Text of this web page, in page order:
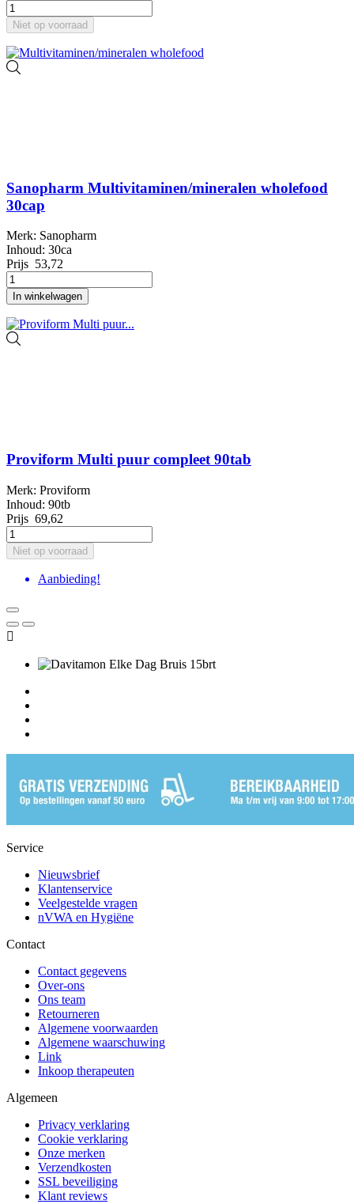
Niet op voorraad
Sanopharm Multivitaminen/mineralen wholefood
30cap
Merk: Sanopharm
Inhoud: 30ca
Prijs 53,72
In winkelwagen
Proviform Multi puur compleet 90tab
Merk: Proviform
Inhoud: 90tb
Prijs 69,62
Niet op voorraad
Aanbieding!

Service
Nieuwsbrief
Klantenservice
Veelgestelde vragen
nVWA en Hygiëne
Contact
Contact gegevens
Over-ons
Ons team
Retourneren
Algemene voorwaarden
Algemene waarschuwing
Link
Inkoop therapeuten
Algemeen
Privacy verklaring
Cookie verklaring
Onze merken
Verzendkosten
SSL beveiliging
Klant reviews